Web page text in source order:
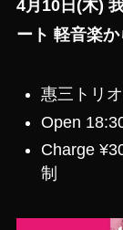
4月10日(木)
ート 軽音楽か
惠三トリ
Open
Charge
制